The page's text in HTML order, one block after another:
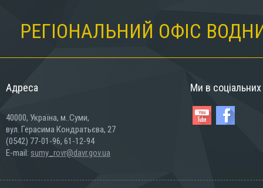
РЕГІОНАЛЬНИЙ ОФІС
Адреса
40000, Україна, м..Суми,
вул. Герасима Кондратьєва, 27
(0542) 77-01-96, 61-12-94
E-mail: sumy_rovr@davr.gov.ua
Ми в